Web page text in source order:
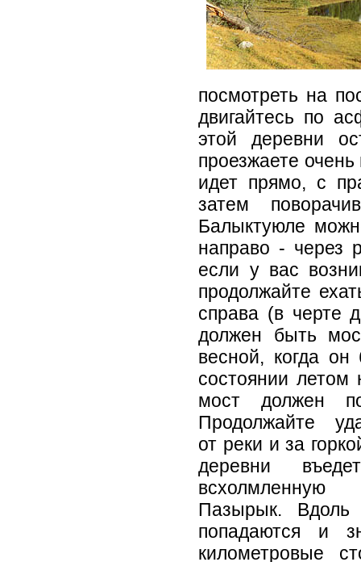
посмотреть на
двигайтесь по
этой деревни
проезжаете
идет прямо, с
затем
Балыктуюле
направо - через
если у вас
продолжайте
справа (в черте
должен быть
весной, когда
состоянии летом
мост должен
Продолжайте
от реки и за
деревни
всхолмленную
Пазырык. Вдоль
попадаются и
километровые